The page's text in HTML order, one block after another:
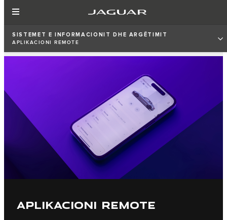
SISTEMET E INFORMACIONIT DHE ARGËTIMIT
APLIKACIONI REMOTE
APLIKACIONI REMOTE